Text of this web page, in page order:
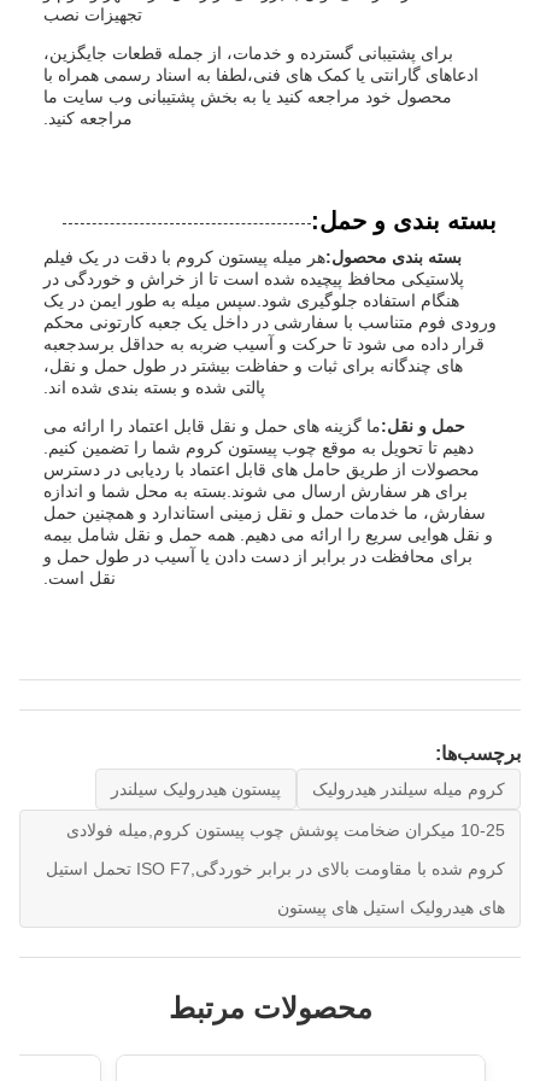
تجهیزات نصب
برای پشتیبانی گسترده و خدمات، از جمله قطعات جایگزین،
ادعاهای گارانتی یا کمک های فنی،لطفا به اسناد رسمی همراه با
محصول خود مراجعه کنید یا به بخش پشتیبانی وب سایت ما
مراجعه کنید.
بسته بندی و حمل:
بسته بندی محصول:هر میله پیستون کروم با دقت در یک فیلم
پلاستیکی محافظ پیچیده شده است تا از خراش و خوردگی در
هنگام استفاده جلوگیری شود.سپس میله به طور ایمن در یک
ورودی فوم متناسب با سفارشی در داخل یک جعبه کارتونی محکم
قرار داده می شود تا حرکت و آسیب ضربه به حداقل برسدجعبه
های چندگانه برای ثبات و حفاظت بیشتر در طول حمل و نقل،
پالتی شده و بسته بندی شده اند.
حمل و نقل:ما گزینه های حمل و نقل قابل اعتماد را ارائه می
دهیم تا تحویل به موقع چوب پیستون کروم شما را تضمین کنیم.
محصولات از طریق حامل های قابل اعتماد با ردیابی در دسترس
برای هر سفارش ارسال می شوند.بسته به محل شما و اندازه
سفارش، ما خدمات حمل و نقل زمینی استاندارد و همچنین حمل
و نقل هوایی سریع را ارائه می دهیم. همه حمل و نقل شامل بیمه
برای محافظت در برابر از دست دادن یا آسیب در طول حمل و
نقل است.
برچسب‌ها:
کروم میله سیلندر هیدرولیک پیستون هیدرولیک سیلندر
10-25 میکران ضخامت پوشش چوب پیستون کروم,میله فولادی
کروم شده با مقاومت بالای در برابر خوردگی,ISO F7 تحمل استیل
های هیدرولیک استیل های پیستون
محصولات مرتبط